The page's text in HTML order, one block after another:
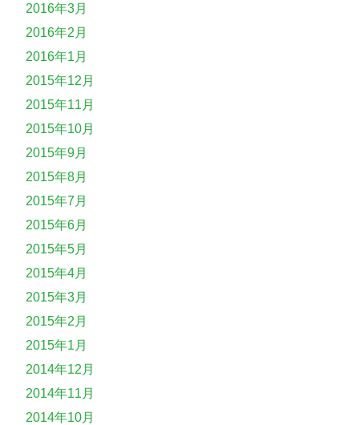
2016年3月
2016年2月
2016年1月
2015年12月
2015年11月
2015年10月
2015年9月
2015年8月
2015年7月
2015年6月
2015年5月
2015年4月
2015年3月
2015年2月
2015年1月
2014年12月
2014年11月
2014年10月